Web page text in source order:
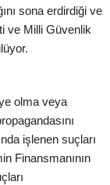
sona erdirdiği ve
ve Milli Güvenlik
olma veya
işlenen suçları
Finansmanının